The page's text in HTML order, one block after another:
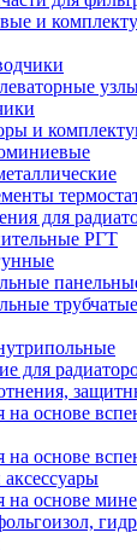
и
и
для
РГТ
трубчатые
для
на основе
на основе
на основе